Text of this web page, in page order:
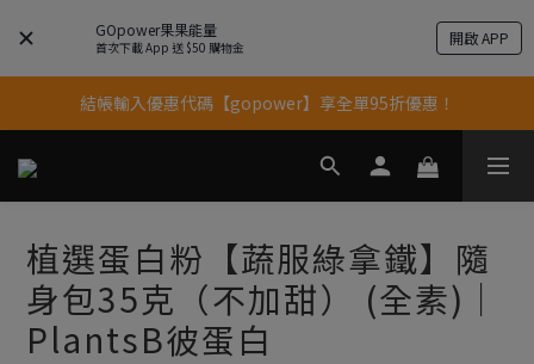
GOpower果果能量
首次下載 App 送 $50 購物金 開啟 APP
果果11歲慶｜App 下單享 5% 購物金回饋
結帳輸入優惠代碼【gopower】享全單95折優惠！
11歲慶好禮｜買 500g/1kg 指定乳清2包贈品牌毛巾
果果11歲慶｜App 下單享 5% 購物金回饋
植選蛋白粉【蔬服綠拿鐵】隨
身包35克（不加甜） (全素)｜
PlantsB彼蛋白